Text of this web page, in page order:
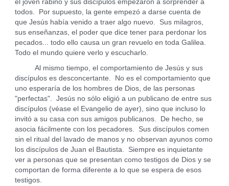
el joven rabino y sus discípulos empezaron a sorprender a
todos. Por supuesto, la gente empezó a darse cuenta de
que Jesús había venido a traer algo nuevo. Sus milagros,
sus enseñanzas, el poder que dice tener para perdonar los
pecados... todo ello causa un gran revuelo en toda Galilea.
Todo el mundo quiere verlo y escucharlo.
Al mismo tiempo, el comportamiento de Jesús y sus
discípulos es desconcertante. No es el comportamiento que
uno esperaría de los hombres de Dios, de las personas
"perfectas". Jesús no sólo eligió a un publicano de entre sus
discípulos (véase el Evangelio de ayer), sino que incluso lo
invitó a su casa con sus amigos publicanos. De hecho, se
asocia fácilmente con los pecadores. Sus discípulos comen
sin el ritual del lavado de manos y no observan ayunos como
los discípulos de Juan el Bautista. Siempre es inquietante
ver a personas que se presentan como testigos de Dios y se
comportan de forma diferente a lo que se espera de esos
testigos.